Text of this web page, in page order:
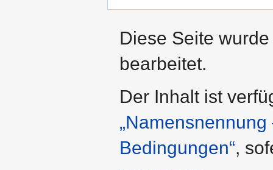
Diese Seite
bearbeitet.
Der Inhalt ist
Bedingungen“,